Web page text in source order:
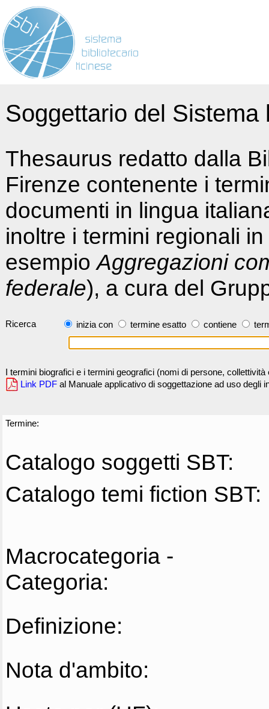
Soggettario del
Thesaurus redatto dalla
Firenze contenente i
documenti in lingua
inoltre i termini regionali
esempioAggregazioni
federale), a cura del
Ricerca inizia con termine esatto contiene
I termini biografici e i termini geografici (nomi di persone,
Link PDF al Manuale applicativo di soggettazione ad uso degli
Termine:
Catalogo soggetti SBT:
Catalogo temi fiction SBT:
Macrocategoria -
Categoria:
Definizione:
Nota d'ambito: